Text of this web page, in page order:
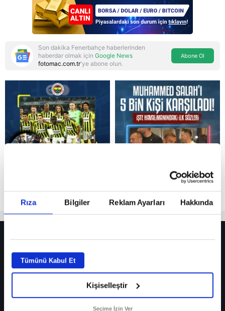
Rıza Bilgiler Reklam Ayarları Hakkında
Tümünü Kabul Et
Kişiselleştir
Seçime İzin Ver
Reddet
Son dakika Fenerbahçe haberlerinden
haberdar olmak için Google News
fotomac.com.tr'ye abone olun.
Abone Ol
Fenerbahçe’de sürpriz ayrılık ihtimali! Devre arasında gelmişti
Fenerbahçe’nin yeni transferi Mason Greenwood için olay sözler!
Galatasaray’da rota yeniden Thiago Almada!